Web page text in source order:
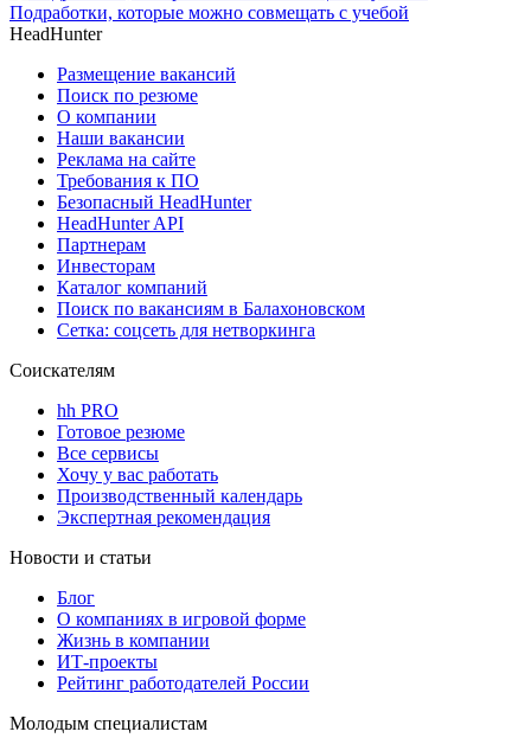
Подработки, которые можно совмещать с учебой
HeadHunter
Размещение вакансий
Поиск по резюме
О компании
Наши вакансии
Реклама на сайте
Требования к ПО
Безопасный HeadHunter
HeadHunter API
Партнерам
Инвесторам
Каталог компаний
Поиск по вакансиям в Балахоновском
Сетка: соцсеть для нетворкинга
Соискателям
hh PRO
Готовое резюме
Все сервисы
Хочу у вас работать
Производственный календарь
Экспертная рекомендация
Новости и статьи
Блог
О компаниях в игровой форме
Жизнь в компании
ИТ-проекты
Рейтинг работодателей России
Молодым специалистам